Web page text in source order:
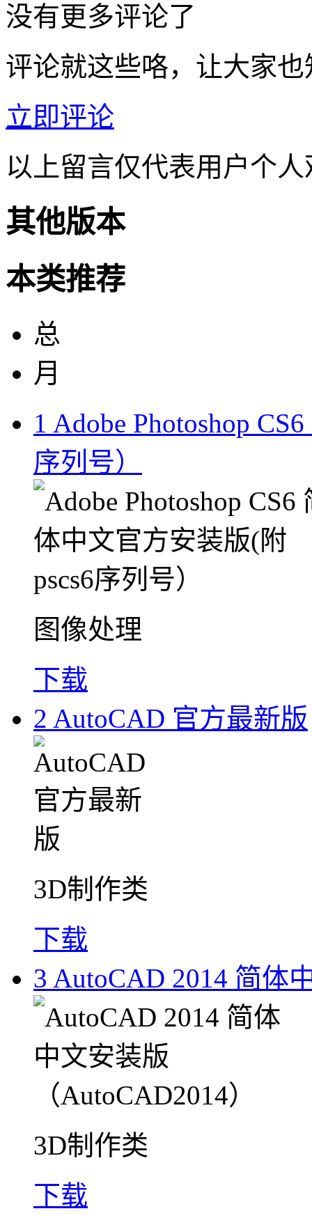
没有更多评论了
评论就这些咯，让大家
立即评论
以上留言仅代表用户个
其他版本
本类推荐
总
月
1 Adobe Photoshop
序列号）
图像处理
下载
2 AutoCAD 官方最新版
3D制作类
下载
3 AutoCAD 2014 简体
3D制作类
下载